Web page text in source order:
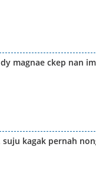
magnae ckep nan
kagak pernah